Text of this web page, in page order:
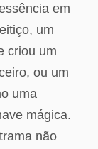
em
um
criou um
ou um
uma
mágica.
não